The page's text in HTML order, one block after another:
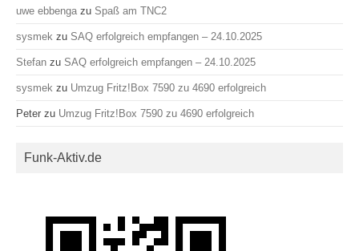
uwe ebbenga zu Spaß am TNC2
sysmek zu SAQ erfolgreich empfangen – 24.10.2025
Stefan zu SAQ erfolgreich empfangen – 24.10.2025
sysmek zu Umzug Fritz!Box 7590 zu 4690 erfolgreich
Peter zu Umzug Fritz!Box 7590 zu 4690 erfolgreich
Funk-Aktiv.de